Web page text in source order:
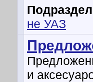
не УАЗ
и